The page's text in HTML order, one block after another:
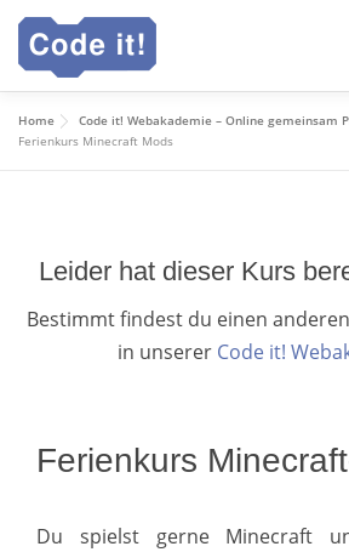
Zum
Inhalt
springen
Code it! Webakademie
Home
Code it! Webakademie – Online gemeinsam
Ferienkurs Minecraft Mods
Leider hat dieser Kurs
Bestimmt findest du einen
in unserer Code it!
Ferienkurs
Du spielst gerne Minecraft